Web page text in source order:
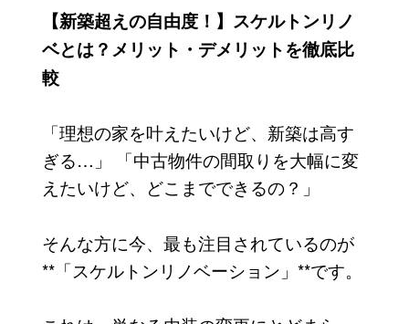
【新築超えの自由度！】スケルトンリノ
ベとは？メリット・デメリットを徹底比
較
「理想の家を叶えたいけど、新築は高す
ぎる…」 「中古物件の間取りを大幅に変
えたいけど、どこまでできるの？」
そんな方に今、最も注目されているのが
**「スケルトンリノベーション」**です。